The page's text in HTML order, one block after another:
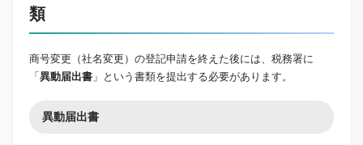
類
商号変更（社名変更）の登記申請を終えた後には、税務署に
「 異動届出書 」という書類を提出する必要があります。
異動届出書